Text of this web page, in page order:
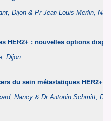
Dijon & Pr Jean-Louis Merlin,
HER2+ : nouvelles options
Dijon
du sein métastatiques
Nancy & Dr Antonin Schmitt,